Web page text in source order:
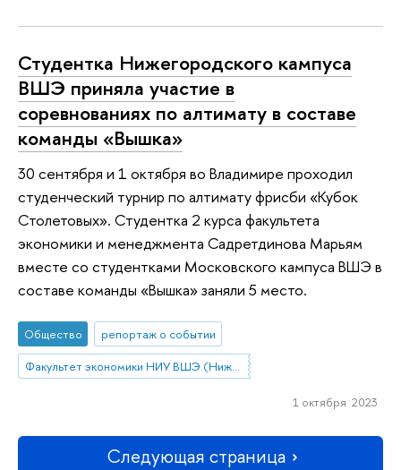
Студентка Нижегородского кампуса
ВШЭ приняла участие в
соревнованиях по алтимату в составе
команды «Вышка»
30 сентября и 1 октября во Владимире проходил
студенческий турнир по алтимату фрисби «Кубок
Столетовых». Студентка 2 курса факультета
экономики и менеджмента Садретдинова Марьям
вместе со студентками Московского кампуса ВШЭ в
составе команды «Вышка» заняли 5 место.
Общество
репортаж о событии
Факультет экономики НИУ ВШЭ (Нижний Новгород)
1 октября 2023
Следующая страница